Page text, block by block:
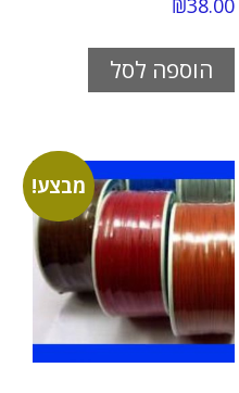
₪38.00
הוספה לסל
מבצע!